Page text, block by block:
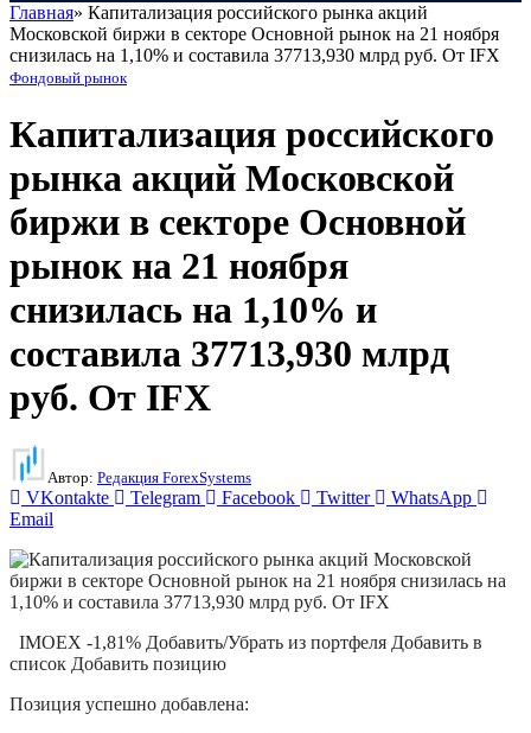
Главная» Капитализация российского рынка акций
Московской биржи в секторе Основной рынок на 21 ноября
снизилась на 1,10% и составила 37713,930 млрд руб. От IFX
Фондовый рынок
Капитализация российского
рынка акций Московской
биржи в секторе Основной
рынок на 21 ноября
снизилась на 1,10% и
составила 37713,930 млрд
руб. От IFX
Автор: Редакция ForexSystems
VKontakte Telegram Facebook Twitter
WhatsApp
Email
IMOEX -1,81% Добавить/Убрать из портфеля Добавить в
список Добавить позицию
Позиция успешно добавлена: